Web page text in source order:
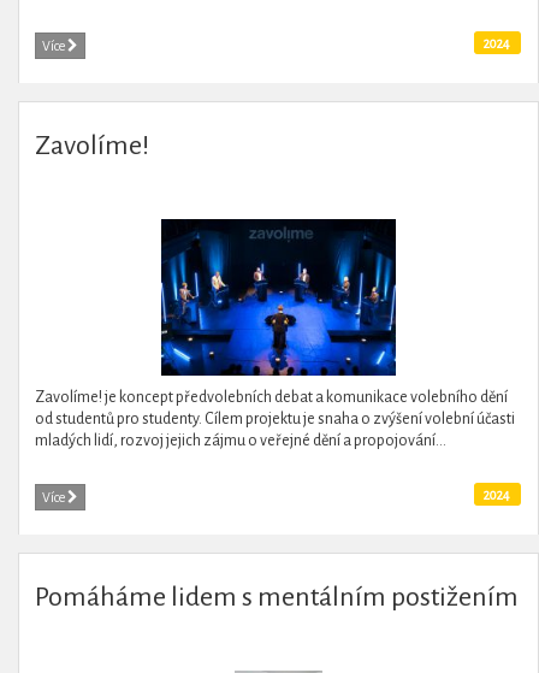
Více 2024
Zavolíme!
Zavolíme! je koncept předvolebních debat a ​​komunikace volebního dění
od studentů pro studenty. Cílem projektu je snaha o zvýšení volební účasti
mladých lidí, rozvoj jejich zájmu o veřejné dění a propojování...
Více 2024
Pomáháme lidem s mentálním postižením